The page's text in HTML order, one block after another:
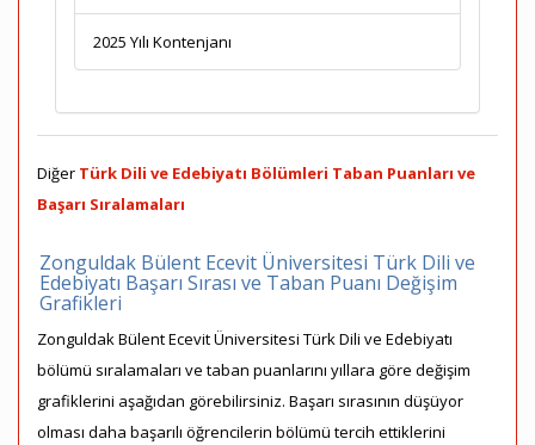
2025 Yılı Kontenjanı
Diğer Türk Dili ve Edebiyatı Bölümleri Taban Puanları ve
Başarı Sıralamaları
Zonguldak Bülent Ecevit Üniversitesi Türk Dili ve
Edebiyatı Başarı Sırası ve Taban Puanı Değişim
Grafikleri
Zonguldak Bülent Ecevit Üniversitesi Türk Dili ve Edebiyatı
bölümü sıralamaları ve taban puanlarını yıllara göre değişim
grafiklerini aşağıdan görebilirsiniz. Başarı sırasının düşüyor
olması daha başarılı öğrencilerin bölümü tercih ettiklerini